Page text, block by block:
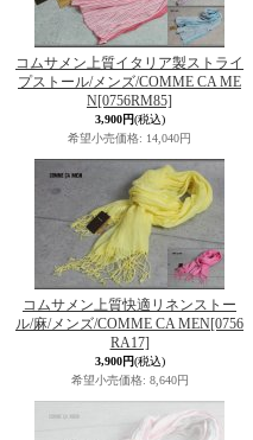
コムサメン上質イタリア製ストライ
プストール/メンズ/COMME CA ME
N[0756RM85]
3,900円(税込)
希望小売価格: 14,040円
コムサメン上質快適リネンストー
ル/麻/メンズ/COMME CA MEN[0756
RA17]
3,900円(税込)
希望小売価格: 8,640円